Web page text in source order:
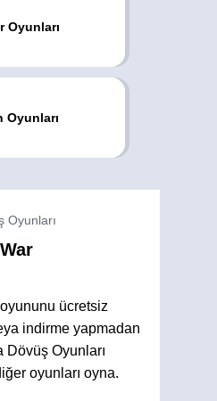
Oyunları
Oyunları
Oyunları
ücretsiz
indirme yapmadan
Oyunları
oyunları oyna.